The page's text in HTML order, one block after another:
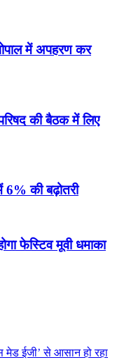
में अपहरण कर
की बैठक में लिए
6% की बढ़ोतरी
फेस्टिव मूवी धमाका
मेड ईजी’ से आसान हो रहा